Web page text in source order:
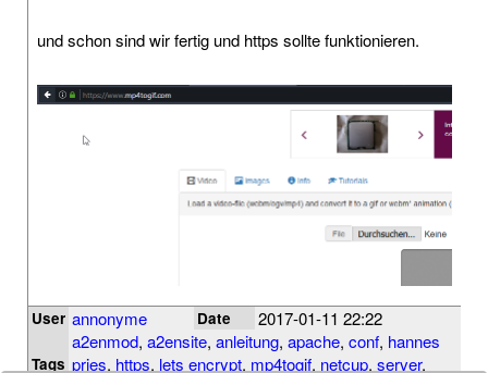
und schon sind wir fertig und https sollte funktionieren.
User annonyme Date 2017-01-11 22:22
Tags
a2enmod, a2ensite, anleitung, apache, conf, hannes
pries, https, lets encrypt, mp4togif, netcup, server,